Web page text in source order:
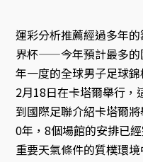
運彩分析推薦經過多年
界杯——今年預計最多
年一度的全球男子足球
2月18日在卡塔爾舉行，
到國際足聯介紹卡塔爾
0年，8個場館的安排已
重要天氣條件的質樸環境